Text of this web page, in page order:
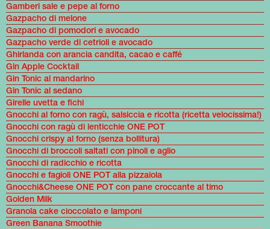
Gamberi sale e pepe al forno
Gazpacho di melone
Gazpacho di pomodori e avocado
Gazpacho verde di cetrioli e avocado
Ghirlanda con arancia candita, cacao e caffé
Gin Apple Cocktail
Gin Tonic al mandarino
Gin Tonic al sedano
Girelle uvetta e fichi
Gnocchi al forno con ragù, salsiccia e ricotta (ricetta velocissima!)
Gnocchi con ragù di lenticchie ONE POT
Gnocchi crispy al forno (senza bollitura)
Gnocchi di broccoli saltati con pinoli e aglio
Gnocchi di radicchio e ricotta
Gnocchi e fagioli ONE POT alla pizzaiola
Gnocchi&Cheese ONE POT con pane croccante al timo
Golden Milk
Granola cake cioccolato e lamponi
Green Banana Smoothie